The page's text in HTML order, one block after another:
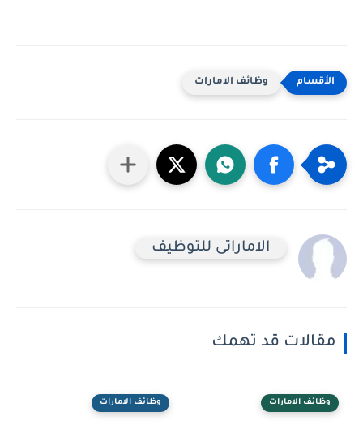
وظائف الامارات
الاماراتى للتوظيف
مقالات قد تهمك
وظائف الامارات وظائف الامارات